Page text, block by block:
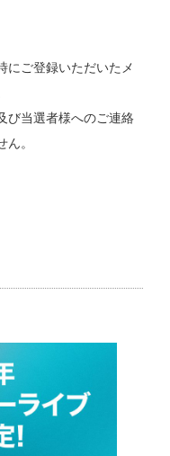
にご登録いただいたメ
び当選者様へのご連絡
。